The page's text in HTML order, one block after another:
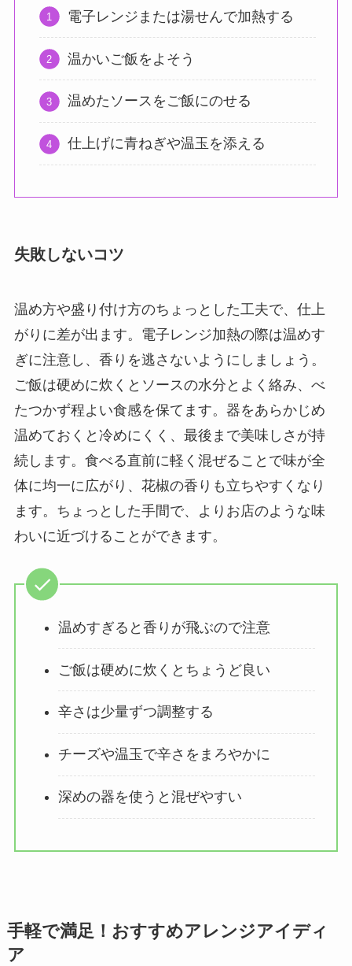
電子レンジまたは湯せんで加熱する
温かいご飯をよそう
温めたソースをご飯にのせる
仕上げに青ねぎや温玉を添える
失敗しないコツ
温め方や盛り付け方のちょっとした工夫で、仕上
がりに差が出ます。電子レンジ加熱の際は温めす
ぎに注意し、香りを逃さないようにしましょう。
ご飯は硬めに炊くとソースの水分とよく絡み、べ
たつかず程よい食感を保てます。器をあらかじめ
温めておくと冷めにくく、最後まで美味しさが持
続します。食べる直前に軽く混ぜることで味が全
体に均一に広がり、花椒の香りも立ちやすくなり
ます。ちょっとした手間で、よりお店のような味
わいに近づけることができます。
温めすぎると香りが飛ぶので注意
ご飯は硬めに炊くとちょうど良い
辛さは少量ずつ調整する
チーズや温玉で辛さをまろやかに
深めの器を使うと混ぜやすい
手軽で満足！おすすめアレンジアイディ
ア